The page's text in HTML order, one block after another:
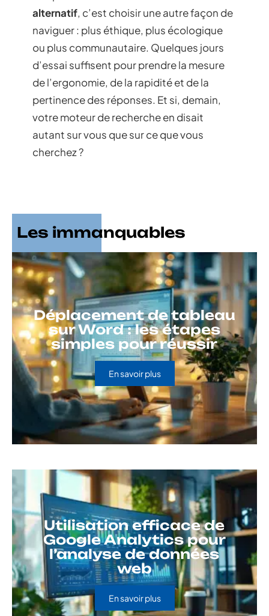
alternatif, c’est choisir une autre façon de
naviguer : plus éthique, plus écologique
ou plus communautaire. Quelques jours
d’essai suffisent pour prendre la mesure
de l’ergonomie, de la rapidité et de la
pertinence des réponses. Et si, demain,
votre moteur de recherche en disait
autant sur vous que sur ce que vous
cherchez ?
Les immanquables
Déplacement de tableau
sur Word : les étapes
simples pour réussir
En savoir plus
Utilisation efficace de
Google Analytics pour
l’analyse de données
web
En savoir plus